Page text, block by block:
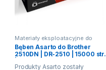
Materiały eksploatacyjne do
drukarek laserowych
Bęben Asarto do Brother
2510DN | DR-2510 | 15000 str.
Produkty Asarto zostały